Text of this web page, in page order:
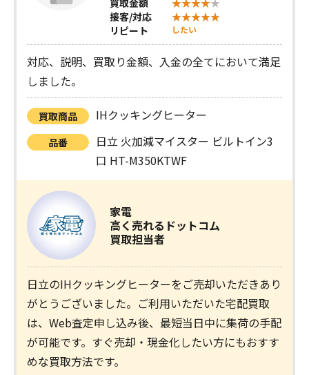
接客/対応
リピート
したい
対応、説明、買取り金額、入金の全てにおいて満足
しました。
買取商品 IHクッキングヒーター
品番
日立 火加減マイスター ビルトイン3
口 HT-M350KTWF
家電
高く売れるドットコム
買取担当者
日立のIHクッキングヒーターをご売却いただきあり
がとうございました。ご利用いただいた宅配買取
は、Web査定申し込み後、最短当日中に集荷の手配
が可能です。すぐ売却・現金化したい方にもおすす
めな買取方法です。